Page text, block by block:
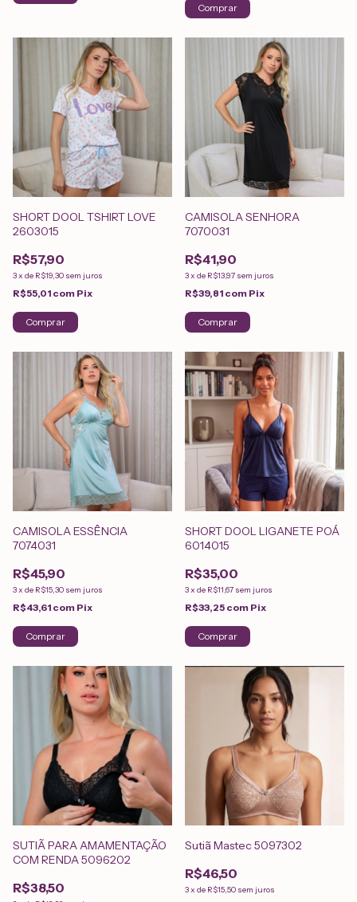
Comprar
SHORT DOOL TSHIRT LOVE
2603015
R$57,90
3x de R$19,30 sem juros
R$55,01 com Pix
Comprar
CAMISOLA SENHORA
7070031
R$41,90
3x de R$13,97 sem juros
R$39,81 com Pix
Comprar
CAMISOLA ESSÊNCIA
7074031
R$45,90
3x de R$15,30 sem juros
R$43,61 com Pix
Comprar
SHORT DOOL LIGANETE POÁ
6014015
R$35,00
3x de R$11,67 sem juros
R$33,25 com Pix
Comprar
SUTIÃ PARA AMAMENTAÇÃO
COM RENDA 5096202
R$38,50
Sutiã Mastec 5097302
R$46,50
3x de R$15,50 sem juros